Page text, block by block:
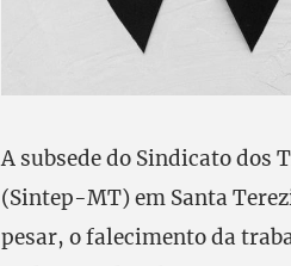
A subsede do Sindicato dos
(Sintep-MT) em Santa
pesar, o falecimento da